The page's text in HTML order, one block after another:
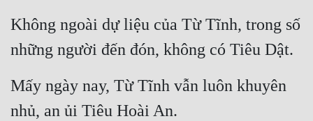
Xa Lộ Dịch
Cung Đấu
Cạnh Kỹ
Không ngoài dự liệu của Từ Tĩnh, trong số
những người đến đón, không có Tiêu Dật.
Mấy ngày nay, Từ Tĩnh vẫn luôn khuyên
nhủ, an ủi Tiêu Hoài An.